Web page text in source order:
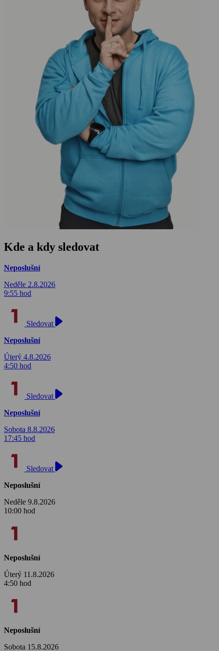
Kde a kdy sledovat
Neposlušní
Neděle 2.8.2026
9:55 hod
Sledovat
Neposlušní
Úterý 4.8.2026
4:50 hod
Sledovat
Neposlušní
Sobota 8.8.2026
17:45 hod
Sledovat
Neposlušní
Neděle 9.8.2026
10:00 hod
Neposlušní
Úterý 11.8.2026
4:50 hod
Neposlušní
Sobota 15.8.2026